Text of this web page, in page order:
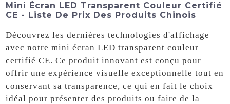
Mini Écran LED Transparent Couleur Certifié
CE - Liste De Prix Des Produits Chinois
Découvrez les dernières technologies d'affichage
avec notre mini écran LED transparent couleur
certifié CE. Ce produit innovant est conçu pour
offrir une expérience visuelle exceptionnelle tout en
conservant sa transparence, ce qui en fait le choix
idéal pour présenter des produits ou faire de la